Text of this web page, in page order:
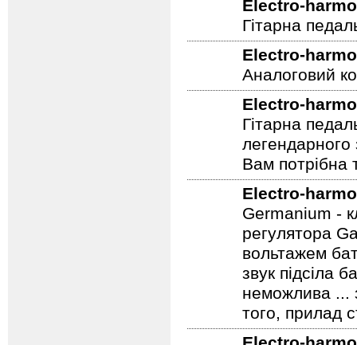
Electro-
Гітарна
Electro-
Аналоговий
Electro-
Гітарна
Вам потрібна
Electro-
Germanium -
регулятора
вольтажем
звук підсіла
неможлива ...
того, прилад